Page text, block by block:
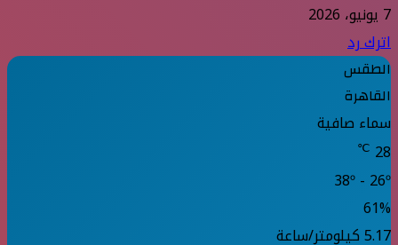
7 يونيو، 2026
اترك رد
الطقس
القاهرة
سماء صافية
28
℃
38º - 26º
61%
5.17 كيلومتر/ساعة